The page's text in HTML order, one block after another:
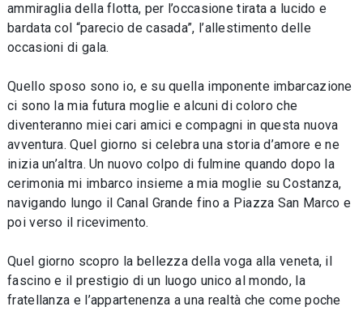
ammiraglia della flotta, per l’occasione tirata a lucido e
bardata col “parecio de casada”, l’allestimento delle
occasioni di gala.
Quello sposo sono io, e su quella imponente imbarcazione
ci sono la mia futura moglie e alcuni di coloro che
diventeranno miei cari amici e compagni in questa nuova
avventura. Quel giorno si celebra una storia d’amore e ne
inizia un’altra. Un nuovo colpo di fulmine quando dopo la
cerimonia mi imbarco insieme a mia moglie su Costanza,
navigando lungo il Canal Grande fino a Piazza San Marco e
poi verso il ricevimento.
Quel giorno scopro la bellezza della voga alla veneta, il
fascino e il prestigio di un luogo unico al mondo, la
fratellanza e l’appartenenza a una realtà che come poche